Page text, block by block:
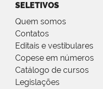
SELETIVOS
Quem somos
Contatos
Editais e vestibulares
Copese em números
Catálogo de cursos
Legislações